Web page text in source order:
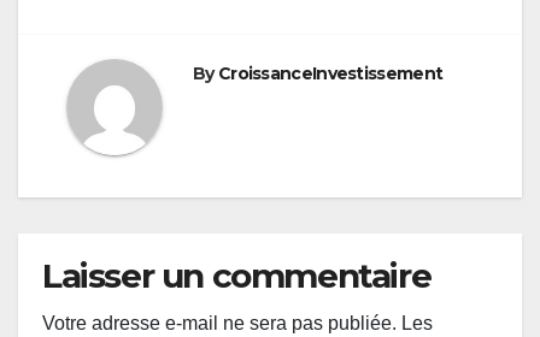
ByCroissanceInvestissement
Laisser un commentaire
Votre adresse e-mail ne sera pas publiée. Les